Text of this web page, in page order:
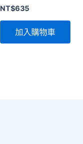
NT$635
加入購物車